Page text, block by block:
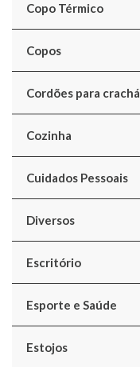
Copo Térmico
Copos
Cordões para crachá
Cozinha
Cuidados Pessoais
Diversos
Escritório
Esporte e Saúde
Estojos